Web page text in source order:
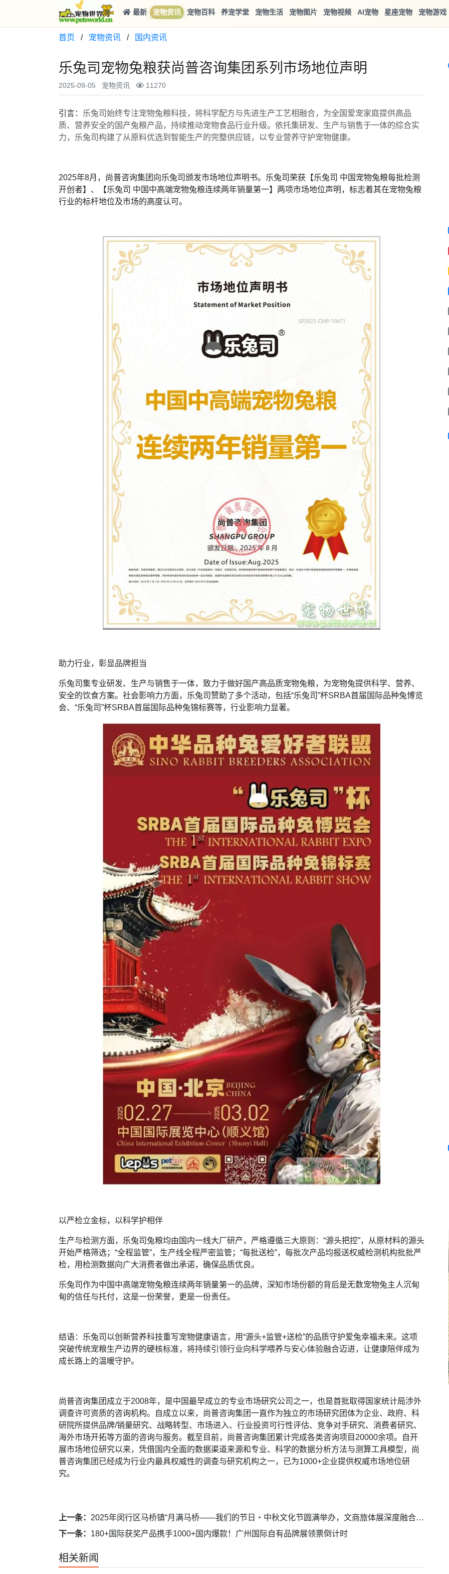
最新 宠物资讯 宠物百科 养宠学堂 宠物生活 宠物图片 宠物视频 AI宠物 星座宠物 宠物游戏
首页 / 宠物资讯 / 国内资讯
乐兔司宠物兔粮获尚普咨询集团系列市场地位声明
2025-09-05 宠物资讯 11270
引言： 乐兔司始终专注宠物兔粮科技，将科学配方与先进生产工艺相融合，为全国爱宠家庭提供高品
质、营养安全的国产兔粮产品，持续推动宠物食品行业升级。依托集研发、生产与销售于一体的综合实
力，乐兔司构建了从原料优选到智能生产的完整供应链，以专业营养守护宠物健康。
2025年8月，尚普咨询集团向乐兔司颁发市场地位声明书。乐兔司荣获【乐兔司 中国宠物兔粮每批检测
开创者】、【乐兔司 中国中高端宠物兔粮连续两年销量第一】两项市场地位声明，标志着其在宠物兔粮
行业的标杆地位及市场的高度认可。
助力行业，彰显品牌担当
乐兔司集专业研发、生产与销售于一体，致力于做好国产高品质宠物兔粮，为宠物兔提供科学、营养、
安全的饮食方案。社会影响力方面，乐兔司赞助了多个活动，包括“乐兔司”杯SRBA首届国际品种兔博览
会、“乐兔司”杯SRBA首届国际品种兔锦标赛等，行业影响力显著。
以严检立金标，以科学护相伴
生产与检测方面，乐兔司兔粮均由国内一线大厂研产，严格遵循三大原则：“源头把控”，从原材料的源头
开始严格筛选；“全程监管”，生产线全程严密监管；“每批送检”，每批次产品均报送权威检测机构批批严
检，用检测数据向广大消费者做出承诺，确保品质优良。
乐兔司作为中国中高端宠物兔粮连续两年销量第一的品牌，深知市场份额的背后是无数宠物兔主人沉甸
甸的信任与托付，这是一份荣誉，更是一份责任。
结语：乐兔司以创新营养科技重写宠物健康语言，用“源头+监管+送检”的品质守护爱兔幸福未来。这项
突破传统宠粮生产边界的硬核标准，将持续引领行业向科学喂养与安心体验融合迈进，让健康陪伴成为
成长路上的温暖守护。
尚普咨询集团成立于2008年，是中国最早成立的专业市场研究公司之一，也是首批取得国家统计局涉外
调查许可资质的咨询机构。自成立以来，尚普咨询集团一直作为独立的市场研究团体为企业、政府、科
研院所提供品牌/销量研究、战略转型、市场进入、行业投资可行性评估、竞争对手研究、消费者研究、
海外市场开拓等方面的咨询与服务。截至目前，尚普咨询集团累计完成各类咨询项目20000余项。自开
展市场地位研究以来，凭借国内全面的数据渠道来源和专业、科学的数据分析方法与测算工具模型，尚
普咨询集团已经成为行业内最具权威性的调查与研究机构之一，已为1000+企业提供权威市场地位研
究。
上一条： 2025年闵行区马桥镇“月满马桥――我们的节日・中秋文化节圆满举办，文商旅体展深度融合激活区域新活力
下一条： 180+国际获奖产品携手1000+国内爆款！广州国际自有品牌展领票倒计时
相关新闻